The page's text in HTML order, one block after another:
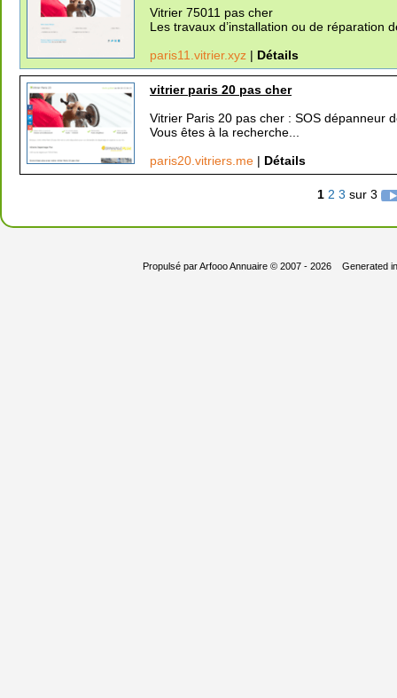
Vitrier 75011 pas cher
Les travaux d’installation ou de réparation
paris11.vitrier.xyz | Détails
vitrier paris 20 pas cher
Vitrier Paris 20 pas cher : SOS dépanneur
Vous êtes à la recherche...
paris20.vitriers.me | Détails
1 2 3 sur 3
Propulsé parArfooo Annuaire© 2007 - 2026 Generated